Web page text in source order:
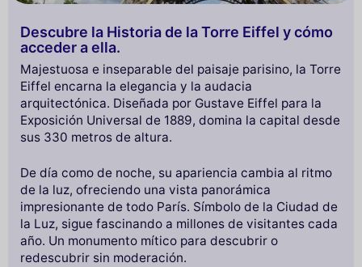
Descubre la Historia de la Torre Eiffel y cómo
acceder a ella.
Majestuosa e inseparable del paisaje parisino, la Torre
Eiffel encarna la elegancia y la audacia
arquitectónica. Diseñada por Gustave Eiffel para la
Exposición Universal de 1889, domina la capital desde
sus 330 metros de altura.
De día como de noche, su apariencia cambia al ritmo
de la luz, ofreciendo una vista panorámica
impresionante de todo París. Símbolo de la Ciudad de
la Luz, sigue fascinando a millones de visitantes cada
año. Un monumento mítico para descubrir o
redescubrir sin moderación.